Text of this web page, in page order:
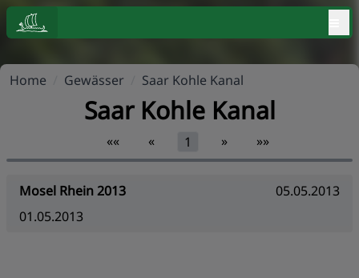
Home Gewässer Saar Kohle Kanal
Saar Kohle Kanal
«« « 1 » »»
Mosel Rhein 2013
05.05.2013
01.05.2013